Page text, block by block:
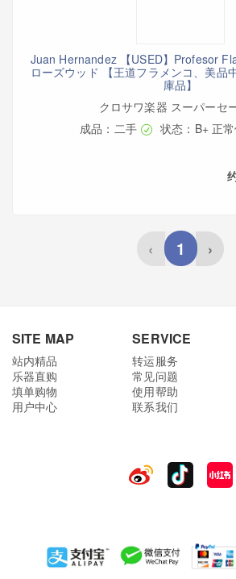
Juan Hernandez 【USED】Profesor
ローズウッド 【王道フラメンコ、美品
庫品】
クロサワ楽器 スーパーセ
成品：二手
状态：B+ 正
‹ 1 ›
SITE MAP
站内精品
乐器直购
填单购物
用户中心
SERVICE
转运服务
常见问题
使用帮助
联系我们